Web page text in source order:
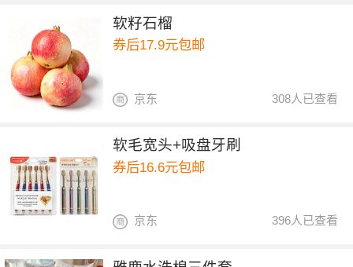
软籽石榴
券后17.9元包邮
308人已查看
京东
软毛宽头+吸盘牙刷
券后16.6元包邮
396人已查看
京东